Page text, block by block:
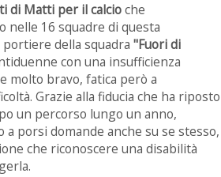
di Matti per il calcioche
nelle 16 squadre di questa
portiere della squadra "Fuori di
con una insufficienza
molto bravo, fatica però a
Grazie alla fiducia che ha riposto
un percorso lungo un anno,
a porsi domande anche su se stesso,
che riconoscere una disabilità